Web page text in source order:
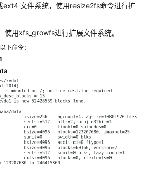
文件系统，使用resize2fs命令进行扩
使用xfs_growfs进行扩展文件系统。
下命令：